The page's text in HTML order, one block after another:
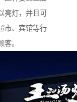
亮灯，并且可
市、宾馆等行
。